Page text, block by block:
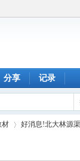
分享 记录
材 好消息!北大林源